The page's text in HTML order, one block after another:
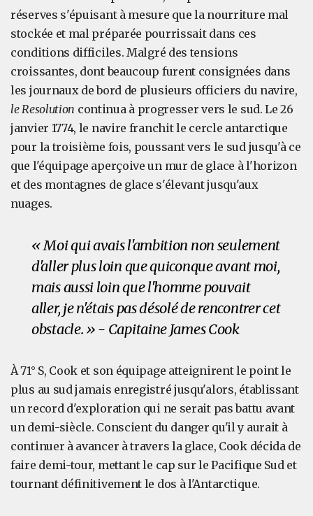
réserves s'épuisant à mesure que la nourriture mal
stockée et mal préparée pourrissait dans ces
conditions difficiles. Malgré des tensions
croissantes, dont beaucoup furent consignées dans
les journaux de bord de plusieurs officiers du navire,
le Resolution continua à progresser vers le sud. Le 26
janvier 1774, le navire franchit le cercle antarctique
pour la troisième fois, poussant vers le sud jusqu'à ce
que l'équipage aperçoive un mur de glace à l'horizon
et des montagnes de glace s'élevant jusqu'aux
nuages.
« Moi qui avais l'ambition non seulement
d'aller plus loin que quiconque avant moi,
mais aussi loin que l'homme pouvait
aller, je n'étais pas désolé de rencontrer cet
obstacle. » - Capitaine James Cook
À 71° S, Cook et son équipage atteignirent le point le
plus au sud jamais enregistré jusqu'alors, établissant
un record d'exploration qui ne serait pas battu avant
un demi-siècle. Conscient du danger qu'il y aurait à
continuer à avancer à travers la glace, Cook décida de
faire demi-tour, mettant le cap sur le Pacifique Sud et
tournant définitivement le dos à l'Antarctique.